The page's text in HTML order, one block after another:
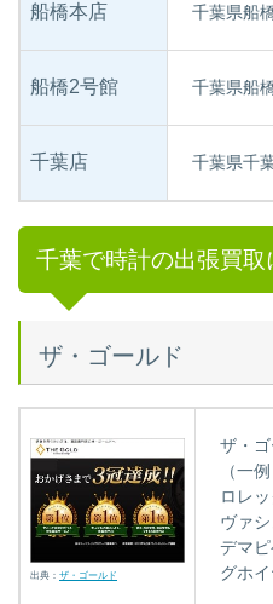
船橋本店 千葉県船
船橋2号館 千葉県船
千葉店 千葉県千
千葉で時計の出張買取
ザ・ゴールド
出典： ザ・ゴールド
ザ・
（一例
ロレ
ヴァ
デマ
グホ